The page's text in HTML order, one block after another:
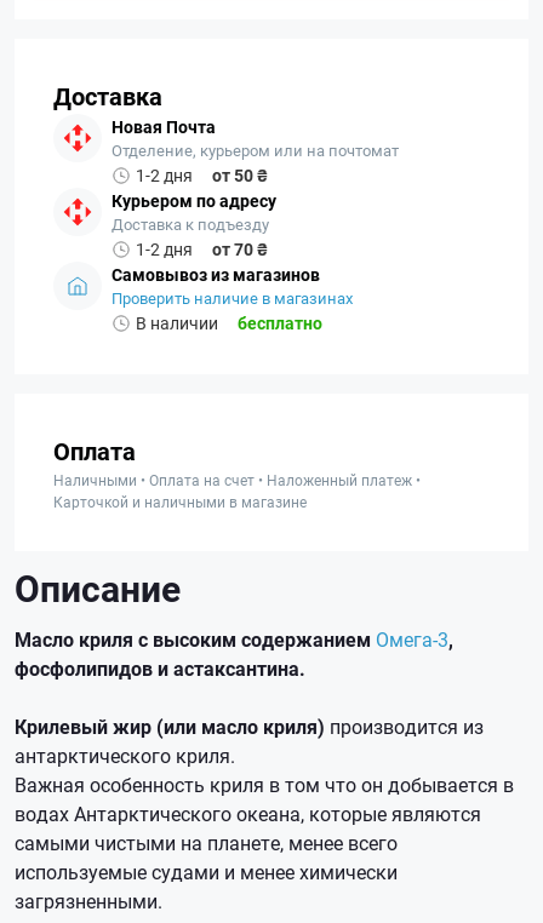
Доставка
Новая Почта
Отделение, курьером или на почтомат
1-2 дня
от 50 ₴
Курьером по адресу
Доставка к подъезду
1-2 дня
от 70 ₴
Самовывоз из магазинов
Проверить наличие в магазинах
В наличии бесплатно
Оплата
Наличными • Оплата на счет • Наложенный платеж •
Карточкой и наличными в магазине
Описание
Масло криля с высоким содержанием Омега-3,
фосфолипидов и астаксантина.
Крилевый жир (или масло криля) производится из
антарктического криля.
Важная особенность криля в том что он добывается в
водах Антарктического океана, которые являются
самыми чистыми на планете, менее всего
используемые судами и менее химически
загрязненными.